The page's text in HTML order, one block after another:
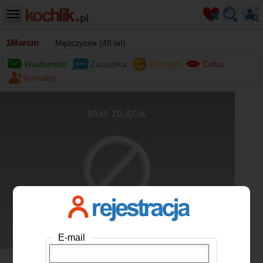
1Marcin Mężczyzna (45 lat)
Wiadomość Zaczepka Uśmiech
Całus
Kontakty
E-mail